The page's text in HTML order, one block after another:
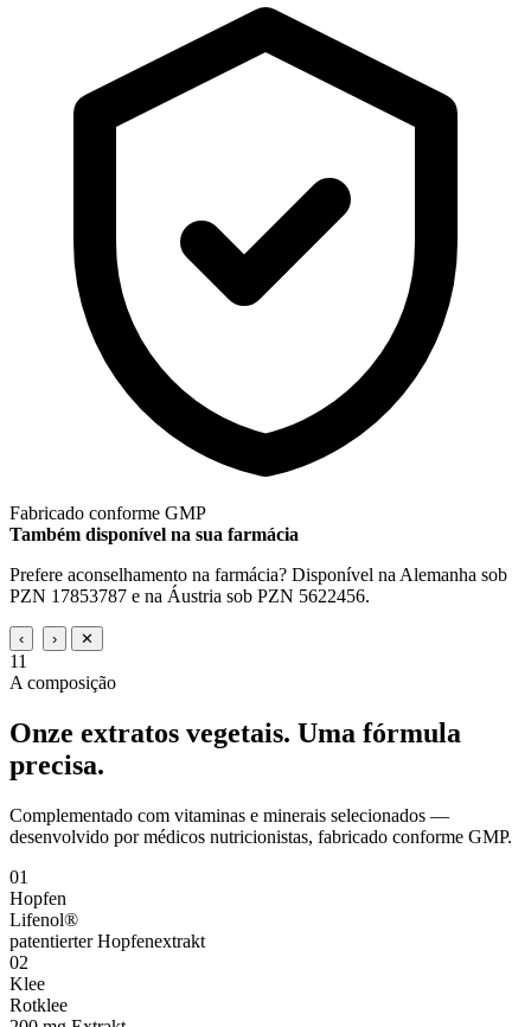
Fabricado conforme GMP
Também disponível na sua farmácia
Prefere aconselhamento na farmácia? Disponível na Alemanha sob
PZN 17853787 e na Áustria sob PZN 5622456.
‹ › ✕
11
A composição
Onze extratos vegetais. Uma fórmula
precisa.
Complementado com vitaminas e minerais selecionados —
desenvolvido por médicos nutricionistas, fabricado conforme GMP.
01
Hopfen
Lifenol®
patentierter Hopfenextrakt
02
Klee
Rotklee